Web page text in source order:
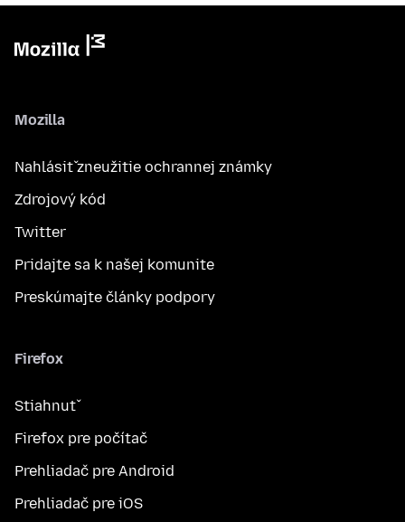
Mozilla
Nahlásiť zneužitie ochrannej známky
Zdrojový kód
Twitter
Pridajte sa k našej komunite
Preskúmajte články podpory
Firefox
Stiahnuť
Firefox pre počítač
Prehliadač pre Android
Prehliadač pre iOS